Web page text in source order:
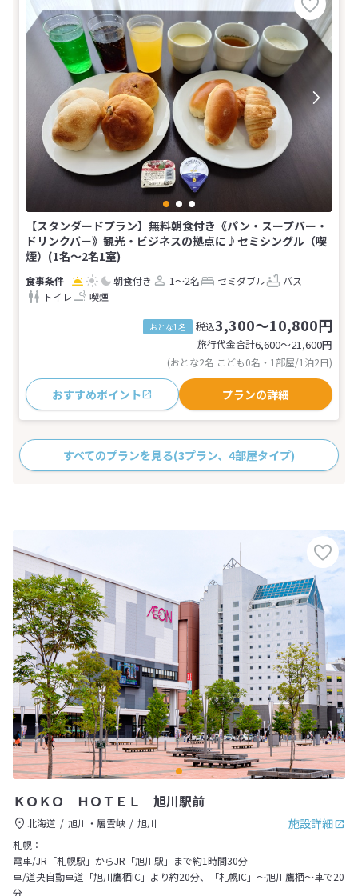
【スタンダードプラン】無料朝食付き《パン・スープバー・
ドリンクバー》観光・ビジネスの拠点に♪セミシングル（喫
煙）(1名～2名1室)
朝食付き 1～2名 セミダブル
バス
トイレ
喫煙
おとな1名 税込3,300～10,800円
旅行代金合計6,600〜21,600円
(おとな2名 こども0名・1部屋/1泊2日)
おすすめポイント プランの詳細
すべてのプランを見る(3プラン、4部屋タイプ)
ＫＯＫＯ ＨＯＴＥＬ 旭川駅前
施設詳細
北海道 旭川・層雲峡
旭川
札幌：
電車/JR「札幌駅」からJR「旭川駅」まで約1時間30分
車/道央自動車道「旭川鷹栖IC」より約20分、「札幌IC」～旭川鷹栖～車で20
分